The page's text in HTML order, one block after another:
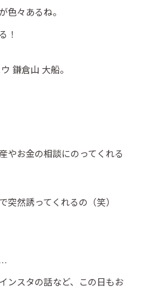
色々あるね。
！
鎌倉山 大船。
やお金の相談にのってくれる
突然誘ってくれるの（笑）
ンスタの話など、この日もお